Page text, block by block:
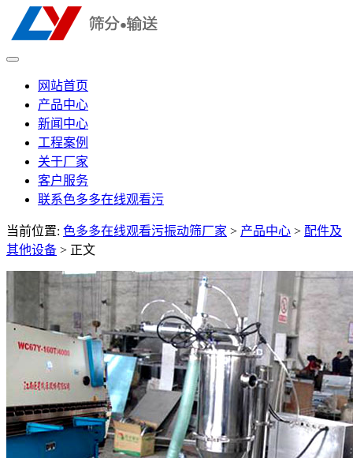
网站首页
产品中心
新闻中心
工程案例
关于厂家
客户服务
联系色多多在线观看污
当前位置: 色多多在线观看污振动筛厂家 > 产品中心 > 配件及
其他设备 > 正文